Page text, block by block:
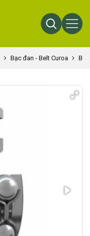
Bạc đan - Belt Curoa